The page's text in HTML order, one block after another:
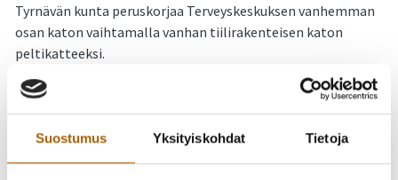
Suostumus Yksityiskohdat Tietoja
Tyrnävän kunta peruskorjaa Terveyskeskuksen vanhemman
osan katon vaihtamalla vanhan tiilirakenteisen katon
peltikatteeksi.
Urakka aloitetaan viikolla 19. Urakan toteuttaa Consti
Korjausrakentaminen Oy ja urakka kestää kesäkuun loppuun
saakka.
Kunta pahoittelee rakentamisesta mahdollisesti